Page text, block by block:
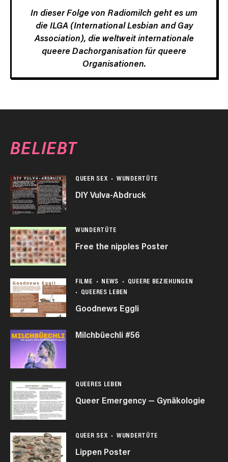
In dieser Folge von Radiomilch geht es um
die ILGA (International Lesbian and Gay
Association), die weltweit internationale
queere Dachorganisation für queere
Organisationen.
BELIEBT
QUEER SEX WUNDERTÜTE
DIY Vulva-Abdruck
WUNDERTÜTE
Free the nipples Poster
FILME NEWS
QUEERE BEZIEHUNGEN
QUEERES LEBEN
Goodnews Eggli
Milchbüechli #56
QUEERES LEBEN
Queer Emergency — Gynäkologie
QUEER SEX WUNDERTÜTE
Lippen Poster